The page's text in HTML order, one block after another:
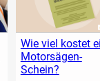
Wie viel kostet
Motorsägen-
Schein?